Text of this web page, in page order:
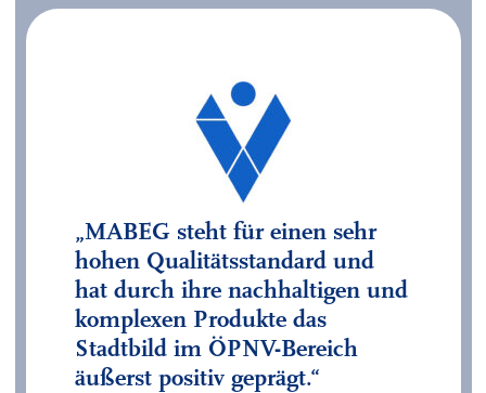
„MABEG steht für einen sehr
hohen Qualitätsstandard und
hat durch ihre nachhaltigen und
komplexen Produkte das
Stadtbild im ÖPNV-Bereich
äußerst positiv geprägt.“